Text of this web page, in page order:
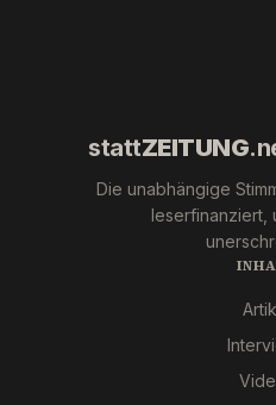
stattZEITUNG
Die unabhängige
leserfinanziert,